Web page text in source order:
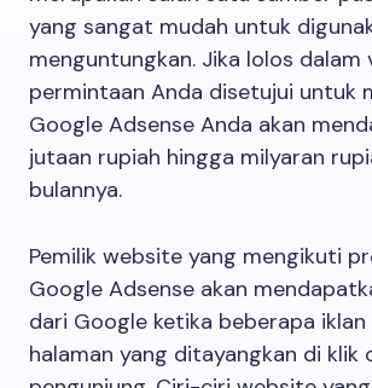
yang sangat mudah untuk
menguntungkan. Jika lolos dalam
permintaan Anda disetujui untuk
Google Adsense Anda akan
jutaan rupiah hingga milyaran
bulannya.
Pemilik website yang mengikuti
Google Adsense akan
dari Google ketika beberapa iklan
halaman yang ditayangkan di klik